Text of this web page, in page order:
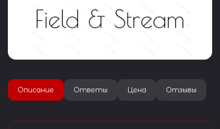
Описание Ответы Цена Отзывы